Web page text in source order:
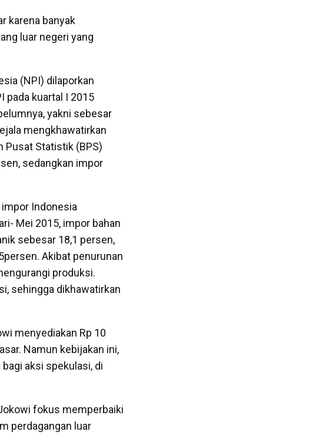
karena banyak
luar negeri yang
(NPI) dilaporkan
pada kuartal I 2015
yakni sebesar
mengkhawatirkan
Pusat Statistik (BPS)
sedangkan impor
Indonesia
Mei 2015, impor bahan
sebesar 18,1 persen,
Akibat penurunan
produksi.
sehingga dikhawatirkan
menyediakan Rp 10
Namun kebijakan ini,
aksi spekulasi, di
fokus memperbaiki
perdagangan luar